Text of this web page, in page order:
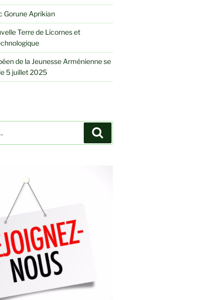
Gorune Aprikian
Terre de Licornes et
de la Jeunesse Arménienne se
5 juillet 2025